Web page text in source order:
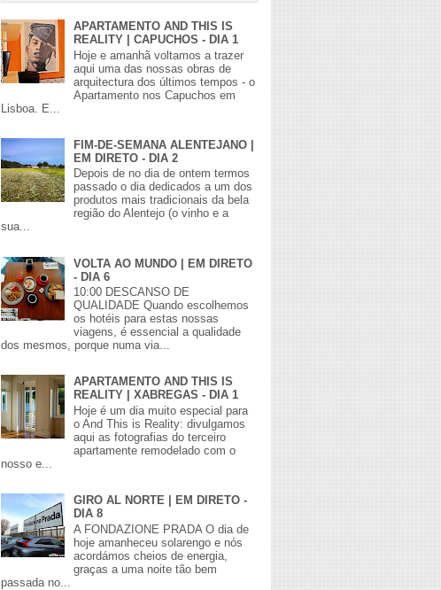
APARTAMENTO AND THIS IS
REALITY | CAPUCHOS - DIA 1
Hoje e amanhã voltamos a trazer
aqui uma das nossas obras de
arquitectura dos últimos tempos - o
Apartamento nos Capuchos em
Lisboa. E...
FIM-DE-SEMANA ALENTEJANO |
EM DIRETO - DIA 2
Depois de no dia de ontem termos
passado o dia dedicados a um dos
produtos mais tradicionais da bela
região do Alentejo (o vinho e a
sua...
VOLTA AO MUNDO | EM DIRETO
- DIA 6
10:00 DESCANSO DE
QUALIDADE Quando escolhemos
os hotéis para estas nossas
viagens, é essencial a qualidade
dos mesmos, porque numa via...
APARTAMENTO AND THIS IS
REALITY | XABREGAS - DIA 1
Hoje é um dia muito especial para
o And This is Reality: divulgamos
aqui as fotografias do terceiro
apartamente remodelado com o
nosso e...
GIRO AL NORTE | EM DIRETO -
DIA 8
A FONDAZIONE PRADA O dia de
hoje amanheceu solarengo e nós
acordámos cheios de energia,
graças a uma noite tão bem
passada no...